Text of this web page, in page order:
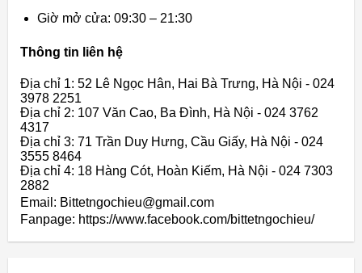
Giờ mở cửa: 09:30 – 21:30
Thông tin liên hệ
Địa chỉ 1: 52 Lê Ngọc Hân, Hai Bà Trưng, Hà Nội - 024
3978 2251
Địa chỉ 2: 107 Văn Cao, Ba Đình, Hà Nội - 024 3762
4317
Địa chỉ 3: 71 Trần Duy Hưng, Cầu Giấy, Hà Nội - 024
3555 8464
Địa chỉ 4: 18 Hàng Cót, Hoàn Kiếm, Hà Nội - 024 7303
2882
Email: Bittetngochieu@gmail.com
Fanpage: https://www.facebook.com/bittetngochieu/